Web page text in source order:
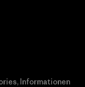
Informationen